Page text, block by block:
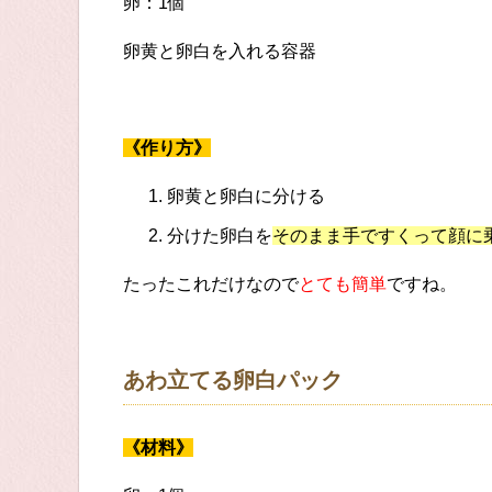
卵黄と卵白を入れる容器
《作り方》
卵黄と卵白に分ける
分けた卵白をそのまま手ですくって顔に
たったこれだけなのでとても簡単ですね。
あわ立てる卵白パック
《材料》